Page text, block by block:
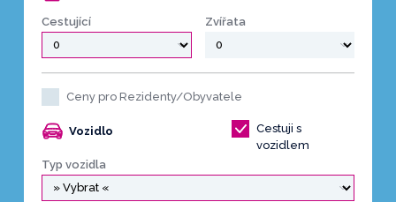
Cestující Zvířata
Ceny pro Rezidenty/Obyvatele
Vozidlo
Cestuji s
vozidlem
Typ vozidla